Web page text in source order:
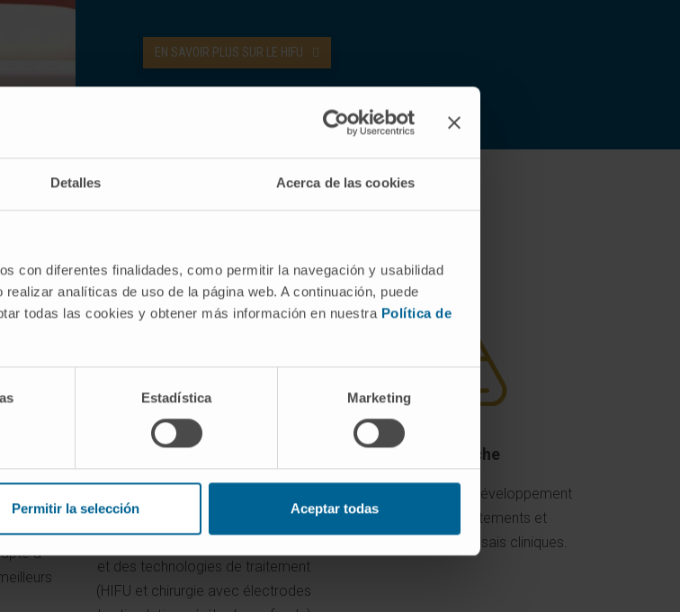
Detalles Acerca de las cookies
con diferentes finalidades, como permitir la navegación y usabilidad
analíticas de uso de la página web. A continuación, puede
todas las cookies y obtener más información en nuestra Política de
Estadística Marketing
Permitir la selección Aceptar todas
EN SAVOIR PLUS SUR LE HIFU
le plan
à
Technologie
diagnostiques les plus avancées
et des technologies de traitement
(HIFU et chirurgie avec électrodes
Recherche
Nous travaillons au développement
de nouveaux traitements et
participons à des essais cliniques.